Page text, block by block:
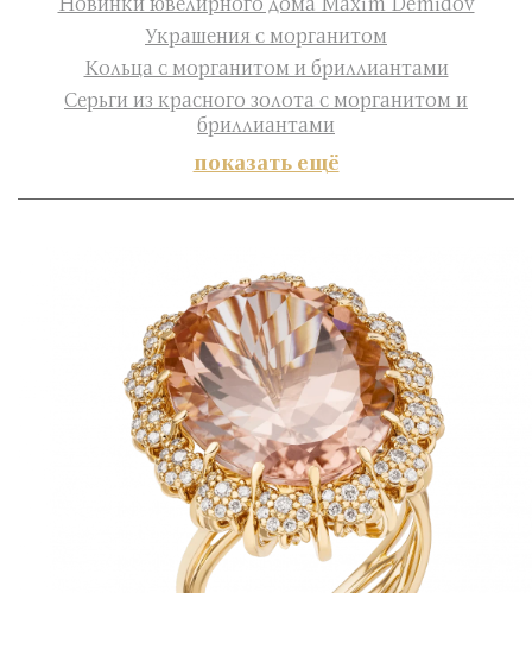
Украшения с морганитом
Кольца с морганитом и бриллиантами
Серьги из красного золота с морганитом и
бриллиантами
показать ещё